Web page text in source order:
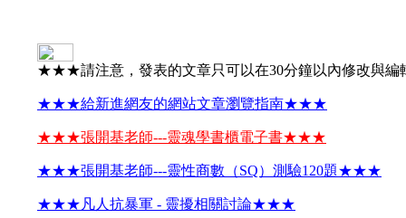
★★★請注意，發表的文章只可以在30分鐘以內修改與
★★★給新進網友的網站文章瀏覽指南★★★
★★★張開基老師---靈魂學書櫃電子書★★★
★★★張開基老師---靈性商數（SQ）測驗120題★★★
★★★凡人抗暴軍 - 靈擾相關討論★★★